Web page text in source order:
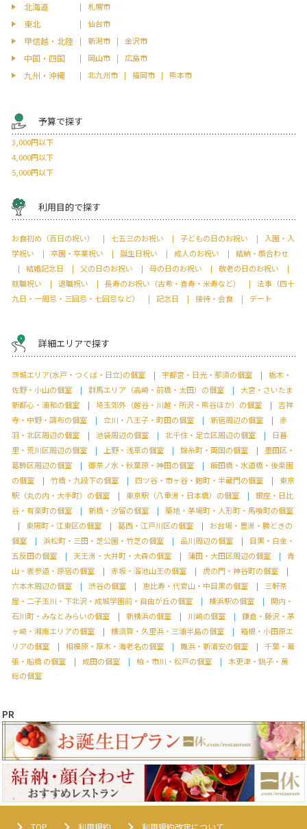
北海道 札幌市
東北 仙台市
甲信越・北陸 新潟市 金沢市
中国・四国 岡山市 広島市
九州・沖縄 北九州市 福岡市 熊本市
予算で探す
3,000円以下
4,000円以下
5,000円以下
利用目的で探す
お食初め（百日の祝い） 七五三のお祝い 子どもの日のお祝い
入園・入
学祝い
卒園・卒業祝い 誕生日祝い 成人のお祝い
結納・顔合わせ
結婚記念日
父の日のお祝い 母の日のお祝い
敬老の日のお祝い
就職祝い
退職祝い 長寿のお祝い（古希・喜寿・米寿など）
法事（四十
九日・一周忌・三回忌・七回忌など）
記念日 接待・会食 デート
詳細エリアで探す
茨城エリア(水戸・つくば・日立)の個室 宇都宮・日光・那須の個室
栃木・
佐野・小山の個室
群馬エリア（高崎・前橋・太田）の個室
大宮・さいたま
新都心・浦和の個室
埼玉郊外（越谷・川越・所沢・熊谷ほか）の個室
吉祥
寺・中野・調布の個室
立川・八王子・町田の個室 新宿周辺の個室
赤
羽・北区周辺の個室
池袋周辺の個室 北千住・足立区周辺の個室
日暮
里・荒川区周辺の個室
上野・浅草の個室 錦糸町・両国の個室
墨田区・
葛飾区周辺の個室
御茶ノ水・秋葉原・神田の個室
飯田橋・水道橋・後楽園
の個室
竹橋・九段下の個室 四ツ谷・市ヶ谷・麹町・半蔵門の個室
東京
駅（丸の内・大手町）の個室
東京駅（八重洲・日本橋）の個室
銀座・日比
谷・有楽町の個室
新橋・汐留の個室
築地・茅場町・人形町・馬喰町の個室
東陽町・江東区の個室
葛西・江戸川区の個室
お台場・豊洲・勝どきの
個室
浜松町・三田・芝公園・竹芝の個室 品川周辺の個室
目黒・白金・
五反田の個室
天王洲・大井町・大森の個室 蒲田・大田区周辺の個室
青
山・表参道・原宿の個室
赤坂・溜池山王の個室
虎の門・神谷町の個室
六本木周辺の個室
渋谷の個室 恵比寿・代官山・中目黒の個室
三軒茶
屋・二子玉川・下北沢・成城学園前・自由が丘の個室
横浜駅の個室
関内・
石川町・みなとみらいの個室
新横浜の個室 川崎の個室
鎌倉・藤沢・茅
ヶ崎・湘南エリアの個室
横須賀・久里浜・三浦半島の個室
箱根・小田原エ
リアの個室
相模原・厚木・海老名の個室 舞浜・新浦安の個室
千葉・幕
張・船橋 の個室
成田の個室 柏・市川・松戸の個室
木更津・銚子・房
総の個室
PR